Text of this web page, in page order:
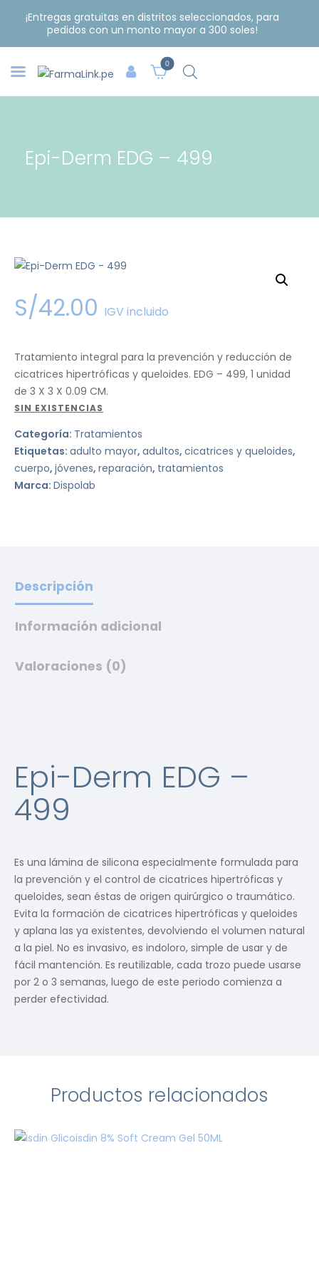
¡Entregas gratuitas en distritos seleccionados, para
pedidos con un monto mayor a 300 soles!
0
Epi-Derm EDG – 499
S/42.00 IGV incluido
Tratamiento integral para la prevención y reducción de
cicatrices hipertróficas y queloides. EDG – 499, 1 unidad
de 3 X 3 X 0.09 CM.
SIN EXISTENCIAS
Categoría: Tratamientos
Etiquetas: adulto mayor, adultos, cicatrices y queloides,
cuerpo, jóvenes, reparación, tratamientos
Marca: Dispolab
Descripción
Información adicional
Valoraciones (0)
Epi-Derm EDG –
499
Es una lámina de silicona especialmente formulada para
la prevención y el control de cicatrices hipertróficas y
queloides, sean éstas de origen quirúrgico o traumático.
Evita la formación de cicatrices hipertróficas y queloides
y aplana las ya existentes, devolviendo el volumen natural
a la piel. No es invasivo, es indoloro, simple de usar y de
fácil mantención. Es reutilizable, cada trozo puede usarse
por 2 o 3 semanas, luego de este periodo comienza a
perder efectividad.
Productos relacionados